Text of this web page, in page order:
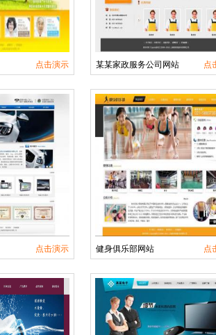
点击演示 某某家政服务公司网站 点
点击演示 健身俱乐部网站 点